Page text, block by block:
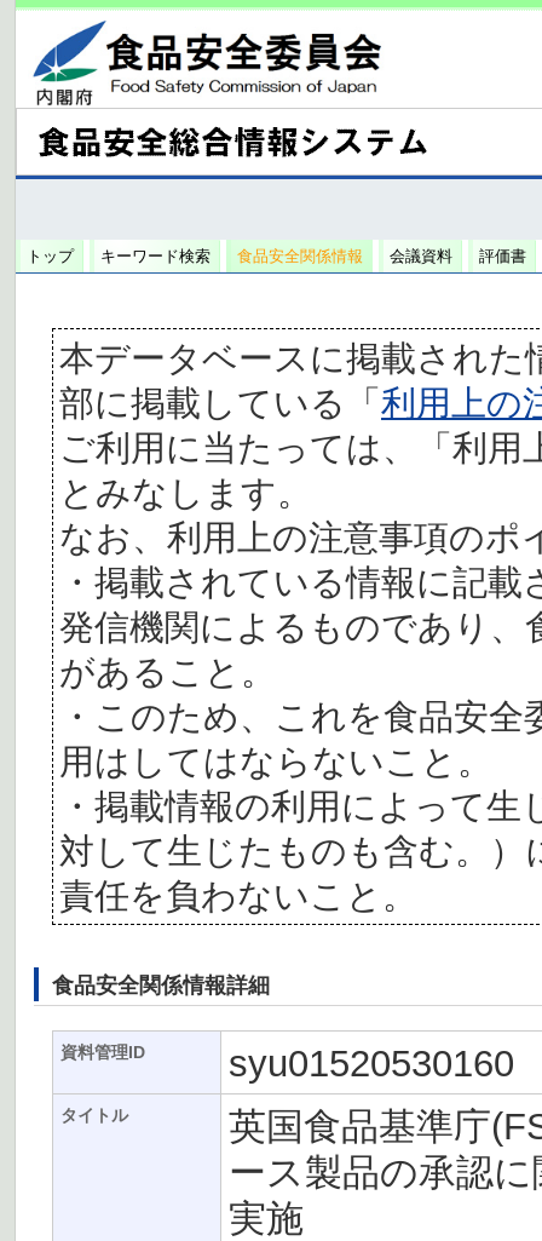
トップ キーワード検索 食品安全関係情報 会議資料 評価書
本データベースに掲載された
部に掲載している「利用上の
ご利用に当たっては、「利
とみなします。
なお、利用上の注意事項の
・掲載されている情報に記
発信機関によるものであり、
があること。
・このため、これを食品安
用はしてはならないこと。
・掲載情報の利用によって
対して生じたものも含む。
責任を負わないこと。
食品安全関係情報詳細
資料管理ID syu01520530160
タイトル
英国食品基準庁
ース製品の承認
実施